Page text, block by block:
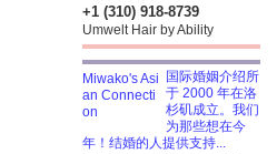
+1 (310) 918-8739
Umwelt Hair by Ability
国际婚姻介绍所
于 2000 年在洛
杉矶成立。我们
为那些想在今
年！结婚的人提供支持...